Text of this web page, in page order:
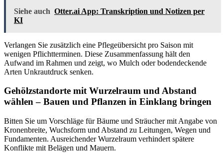
Siehe auch Otter.ai App: Transkription und Notizen per
KI
Verlangen Sie zusätzlich eine Pflegeübersicht pro Saison mit
wenigen Pflichtterminen. Diese Zusammenfassung hält den
Aufwand im Rahmen und zeigt, wo Mulch oder bodendeckende
Arten Unkrautdruck senken.
Gehölzstandorte mit Wurzelraum und Abstand
wählen – Bauen und Pflanzen in Einklang bringen
Bitten Sie um Vorschläge für Bäume und Sträucher mit Angabe von
Kronenbreite, Wuchsform und Abstand zu Leitungen, Wegen und
Fundamenten. Ausreichender Wurzelraum verhindert spätere
Konflikte mit Belägen und Mauern.